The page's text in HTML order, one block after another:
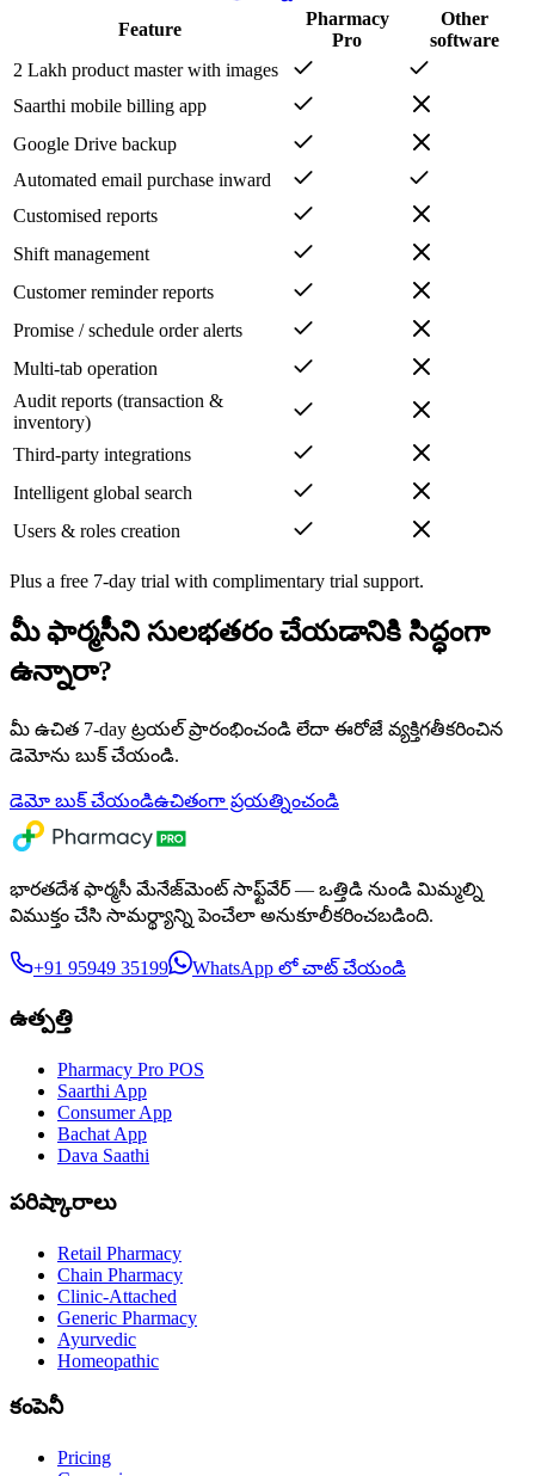
Feature
Pharmacy
Pro
Other
software
2 Lakh product master with images
Saarthi mobile billing app
Google Drive backup
Automated email purchase inward
Customised reports
Shift management
Customer reminder reports
Promise / schedule order alerts
Multi-tab operation
Audit reports (transaction &
inventory)
Third-party integrations
Intelligent global search
Users & roles creation
Plus a free 7-day trial with complimentary trial support.
మీ ఫార్మసీని సులభతరం చేయడానికి సిద్ధంగా
ఉన్నారా?
మీ ఉచిత 7-day ట్రయల్ ప్రారంభించండి లేదా ఈరోజే వ్యక్తిగతీకరించిన
డెమోను బుక్ చేయండి.
డెమో బుక్ చేయండిఉచితంగా ప్రయత్నించండి
భారతదేశ ఫార్మసీ మేనేజ్‌మెంట్ సాఫ్ట్‌వేర్ — ఒత్తిడి నుండి మిమ్మల్ని
విముక్తం చేసి సామర్థ్యాన్ని పెంచేలా అనుకూలీకరించబడింది.
+91 95949 35199 WhatsApp లో చాట్ చేయండి
ఉత్పత్తి
Pharmacy Pro POS
Saarthi App
Consumer App
Bachat App
Dava Saathi
పరిష్కారాలు
Retail Pharmacy
Chain Pharmacy
Clinic-Attached
Generic Pharmacy
Ayurvedic
Homeopathic
కంపెనీ
Pricing